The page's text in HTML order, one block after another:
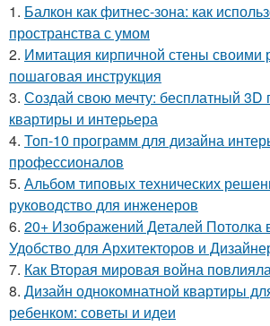
1. Балкон как фитнес-зона: как
пространства с умом
2. Имитация кирпичной стены своими
пошаговая инструкция
3. Создай свою мечту: бесплатный 3D
квартиры и интерьера
4. Топ-10 программ для дизайна
профессионалов
5. Альбом типовых технических
руководство для инженеров
6. 20+ Изображений Деталей
Удобство для Архитекторов и
7. Как Вторая мировая война
8. Дизайн однокомнатной квартиры
ребенком: советы и идеи